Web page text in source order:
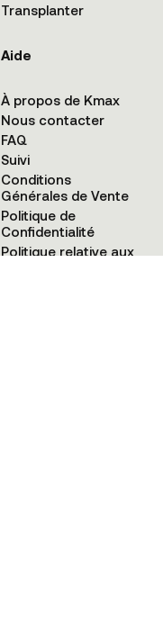
Transplanter
Aide
À propos de Kmax
Nous contacter
FAQ
Suivi
Conditions
Générales de Vente
Politique de
Confidentialité
Politique relative aux